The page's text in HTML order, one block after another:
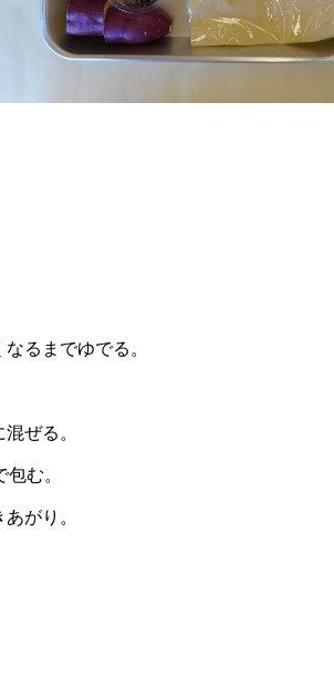
るまでゆでる。
ぜる。
む。
がり。